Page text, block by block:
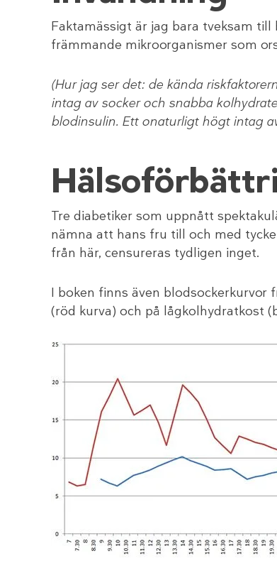
Faktamässigt är jag bara tveksam
främmande mikroorganismer som
(Hur jag ser det: de kända
intag av socker och snabba
blodinsulin. Ett onaturligt högt intag
Tre diabetiker som uppnått
nämna att hans fru till och med
från här, censureras tydligen inget.
I boken finns även
(röd kurva) och på lågkolhydratkost